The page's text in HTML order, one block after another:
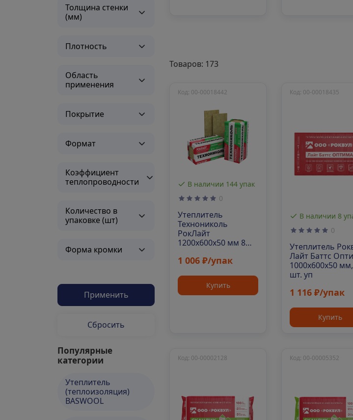
Толщина стенки
(мм)
Плотность
Область
применения
Покрытие
Формат
Коэффициент
теплопроводности
Количество в
упаковке (шт)
Форма кромки
Применить
Сбросить
Популярные
категории
Утеплитель
(теплоизоляция)
BASWOOL
Товаров: 173
В наличии 144 упак
Код: 00-00018442
0
Утеплитель
Технониколь
РокЛайт
1200х600х50 мм 8шт.
1 006 ₽/упак
Купить
В наличии 8
Код: 00-00018435
0
Утеплитель
Лайт Баттс
1000х600х50
шт. уп
1 116 ₽/упак
Купить
Код: 00-00002128 Код: 00-00005352